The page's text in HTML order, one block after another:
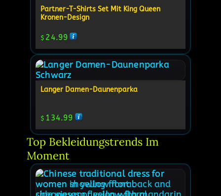
Partner-T-Shirts Set Mit King Queen
Kronen-Design
$ 24.99
Langer Damen-Daunenparka
$ 134.99
Top Bekleidungstrends Im
Moment